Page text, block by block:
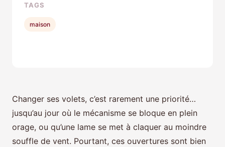
Changer ses volets, c’est rarement une priorité…
jusqu’au jour où le mécanisme se bloque en plein
orage, ou qu’une lame se met à claquer au moindre
souffle de vent. Pourtant, ces ouvertures sont bien
TAGS
maison